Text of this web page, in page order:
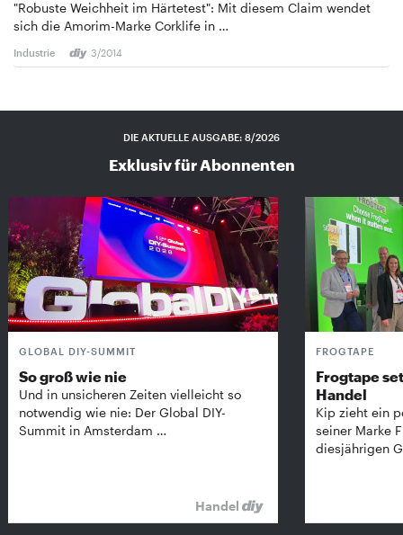
"Robuste Weichheit im Härtetest": Mit diesem Claim wendet
sich die Amorim-Marke Corklife in …
Industrie 3/2014
DIE AKTUELLE AUSGABE: 8/2026
Exklusiv für Abonnenten
GLOBAL DIY-SUMMIT
So groß wie nie
Und in unsicheren Zeiten vielleicht so
notwendig wie nie: Der Global DIY-
Summit in Amsterdam …
Handel
FROGTAPE
Frogtape
Handel
Kip zieht ein
seiner Marke
diesjährigen